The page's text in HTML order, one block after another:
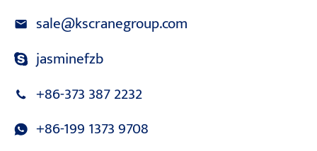
sale@kscranegroup.com
jasminefzb
+86-373 387 2232
+86-199 1373 9708